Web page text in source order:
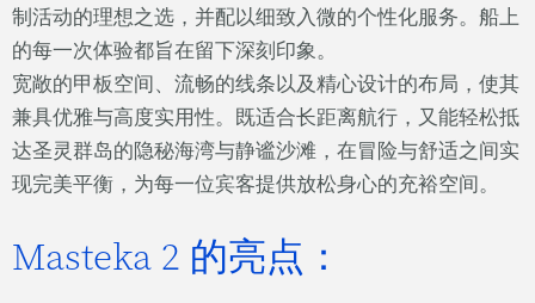
制活动的理想之选，并配以细致入微的个性化服务。船上
的每一次体验都旨在留下深刻印象。
宽敞的甲板空间、流畅的线条以及精心设计的布局，使其
兼具优雅与高度实用性。既适合长距离航行，又能轻松抵
达圣灵群岛的隐秘海湾与静谧沙滩，在冒险与舒适之间实
现完美平衡，为每一位宾客提供放松身心的充裕空间。
Masteka 2 的亮点：